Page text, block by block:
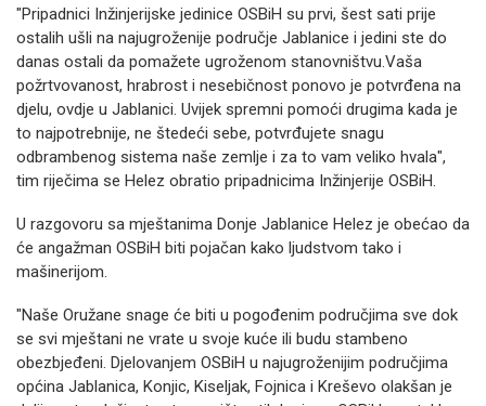
"Pripadnici Inžinjerijske jedinice OSBiH su prvi, šest sati prije
ostalih ušli na najugroženije područje Jablanice i jedini ste do
danas ostali da pomažete ugroženom stanovništvu.Vaša
požrtvovanost, hrabrost i nesebičnost ponovo je potvrđena na
djelu, ovdje u Jablanici. Uvijek spremni pomoći drugima kada je
to najpotrebnije, ne štedeći sebe, potvrđujete snagu
odbrambenog sistema naše zemlje i za to vam veliko hvala",
tim riječima se Helez obratio pripadnicima Inžinjerije OSBiH.
U razgovoru sa mještanima Donje Jablanice Helez je obećao da
će angažman OSBiH biti pojačan kako ljudstvom tako i
mašinerijom.
"Naše Oružane snage će biti u pogođenim područjima sve dok
se svi mještani ne vrate u svoje kuće ili budu stambeno
obezbjeđeni. Djelovanjem OSBiH u najugroženijim područjima
općina Jablanica, Konjic, Kiseljak, Fojnica i Kreševo olakšan je